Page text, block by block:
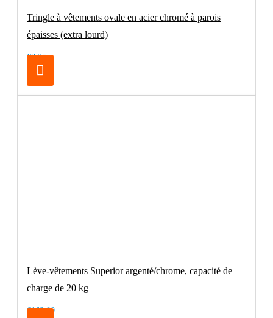
Tringle à vêtements ovale en acier chromé à parois
épaisses (extra lourd)
€8.25
Lève-vêtements Superior argenté/chrome, capacité de
charge de 20 kg
€169.00